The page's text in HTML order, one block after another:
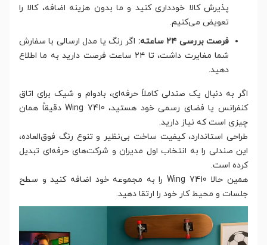
پذیرش کالا خودداری کنید و ما بدون هزینه اضافه، کالا را
تعویض می‌کنیم.
فرصت بررسی ۲۴ ساعته:
اگر رنگ یا مدل ارسالی با سفارش
شما مغایرت داشت، تا ۲۴ ساعت فرصت دارید به ما اطلاع
دهید.
اگر به دنبال یک صندلی کاملاً حرفه‌ای، بادوام و شیک برای اتاق
کنفرانس یا فضای رسمی خود هستید، Wing 7410 دقیقاً همان
چیزی است که نیاز دارید.
طراحی استاندارد، کیفیت ساخت بی‌نظیر و تنوع رنگ فوق‌العاده،
این صندلی را به انتخاب اول مدیران و شرکت‌های حرفه‌ای تبدیل
کرده است.
همین حالا Wing 7410 را به مجموعه خود اضافه کنید و سطح
جلسات و محیط کار خود را ارتقا دهید.